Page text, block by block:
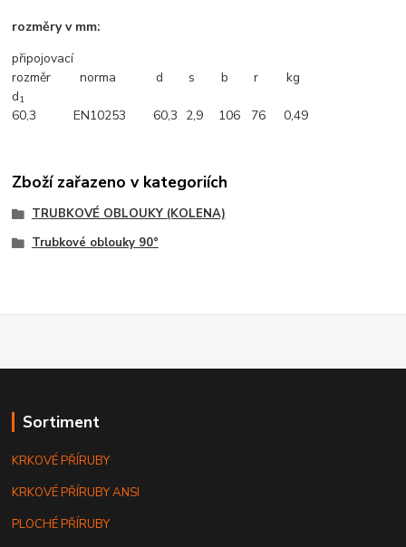
rozměry v mm:
připojovací
rozměr
d1
norma d s b r kg
60,3 EN10253 60,3 2,9 106 76 0,49
Zboží zařazeno v kategoriích
TRUBKOVÉ OBLOUKY (KOLENA)
Trubkové oblouky 90°
Sortiment
KRKOVÉ PŘÍRUBY
KRKOVÉ PŘÍRUBY ANSI
PLOCHÉ PŘÍRUBY